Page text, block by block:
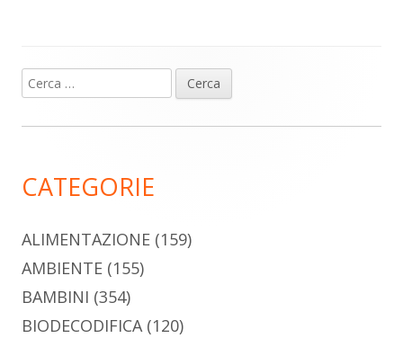
Barra
laterale
Ricerca
per:
CATEGORIE
ALIMENTAZIONE (159)
AMBIENTE (155)
BAMBINI (354)
BIODECODIFICA(120)